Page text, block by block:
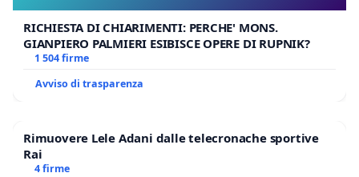
RICHIESTA DI CHIARIMENTI: PERCHE' MONS.
GIANPIERO PALMIERI ESIBISCE OPERE DI RUPNIK?
1 504 firme
Avviso di trasparenza
Rimuovere Lele Adani dalle telecronache sportive
Rai
4 firme